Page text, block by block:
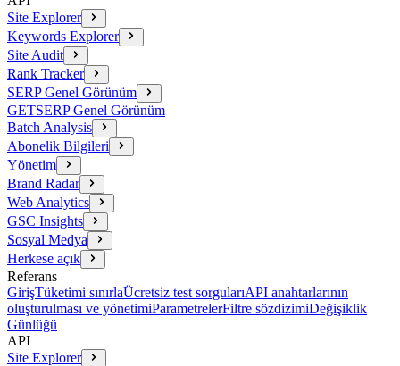
Site Explorer
Keywords Explorer
Site Audit
Rank Tracker
SERP Genel Görünüm
GETSERP Genel Görünüm
Batch Analysis
Abonelik Bilgileri
Yönetim
Brand Radar
Web Analytics
GSC Insights
Sosyal Medya
Herkese açık
Referans
GirişTüketimi sınırlaÜcretsiz test sorgularıAPI anahtarlarının
oluşturulması ve yönetimiParametrelerFiltre sözdizimiDeğişiklik
Günlüğü
API
Site Explorer